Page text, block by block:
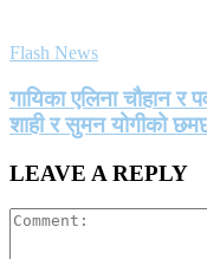
Flash News
गायिका एलिना चौहान र
शाही र सुमन योगीको
LEAVE A REPLY